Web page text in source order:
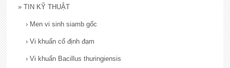
» TIN KỸ THUẬT
› Men vi sinh siamb gốc
› Vi khuẩn cố định đạm
› Vi khuẩn Bacillus thuringiensis